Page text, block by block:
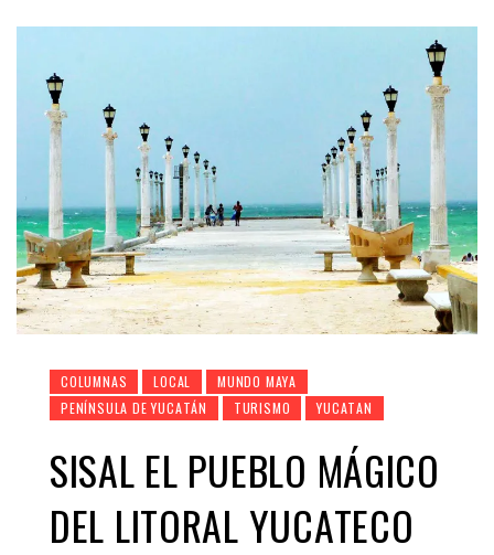
COLUMNAS LOCAL
MUNDO MAYA
PENÍNSULA DE YUCATÁN
TURISMO YUCATAN
SISAL EL PUEBLO MÁGICO
DEL LITORAL YUCATECO